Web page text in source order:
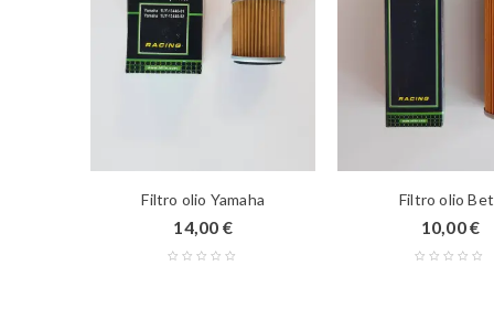
Filtro olio Yamaha
14,00 €
Filtro olio
10,00€